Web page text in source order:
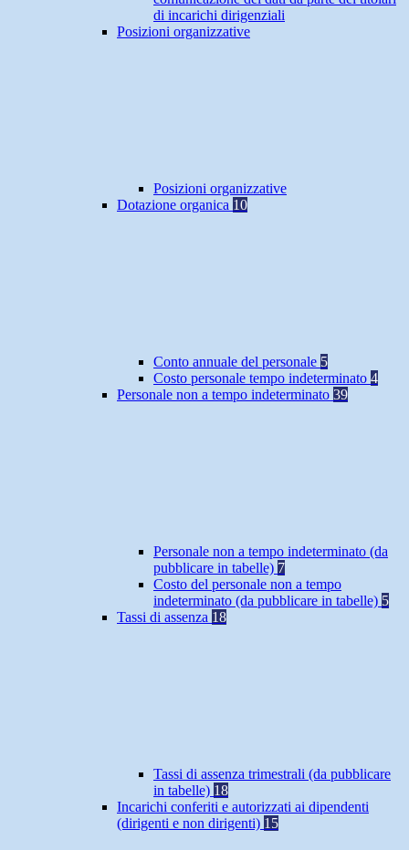
di incarichi dirigenziali
Posizioni organizzative
Posizioni organizzative
Dotazione organica 10
Conto annuale del personale 5
Costo personale tempo indeterminato 4
Personale non a tempo indeterminato 39
Personale non a tempo indeterminato (da
pubblicare in tabelle) 7
Costo del personale non a tempo
indeterminato (da pubblicare in tabelle) 5
Tassi di assenza 18
Tassi di assenza trimestrali (da pubblicare
in tabelle) 18
Incarichi conferiti e autorizzati ai dipendenti
(dirigenti e non dirigenti) 15